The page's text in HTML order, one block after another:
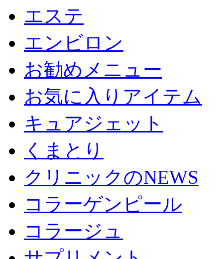
エステ
エンビロン
お勧めメニュー
お気に入りアイテム
キュアジェット
くまとり
クリニックのNEWS
コラーゲンピール
コラージュ